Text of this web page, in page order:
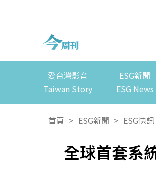
愛台灣影音
Taiwan Story
ESG新聞
ESG News
首頁 > ESG新聞 > ESG快訊
全球首套系